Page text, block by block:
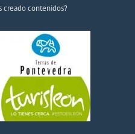
creado contenidos?